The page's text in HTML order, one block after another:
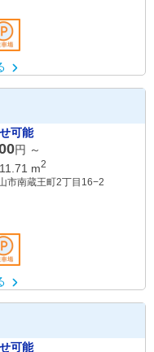
可能
円 ～
11.71 m2
市南蔵王町2丁目16−2
可能